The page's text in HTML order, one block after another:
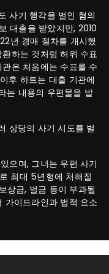
사기 행각을 벌인 혐의
대출을 받았지만, 2010
년 경매 절차를 개시했
하는 것처럼 허위 수표
은 처음에는 수표를 수
후 하트는 대출 기관에
는 내용의 우편물을 발
상당의 사기 시도를 벌
으며, 그녀는 우편 사기
최대 5년형에 처해질
상금, 벌금 등이 부과될
가이드라인과 법적 요소